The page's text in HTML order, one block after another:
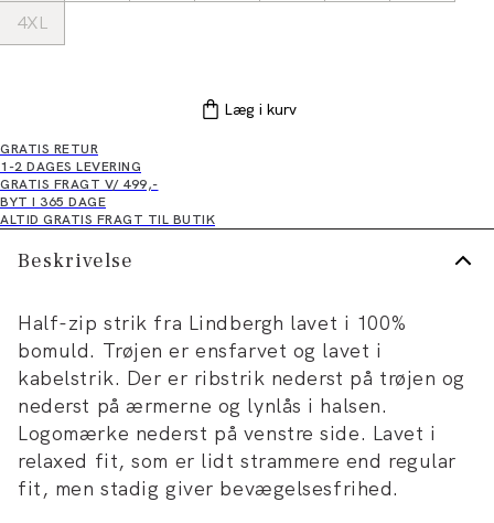
4XL
Læg i kurv
GRATIS RETUR
1-2 DAGES LEVERING
GRATIS FRAGT V/ 499,-
BYT I 365 DAGE
ALTID GRATIS FRAGT TIL BUTIK
Beskrivelse
Half-zip strik fra Lindbergh lavet i 100%
bomuld. Trøjen er ensfarvet og lavet i
kabelstrik. Der er ribstrik nederst på trøjen og
nederst på ærmerne og lynlås i halsen.
Logomærke nederst på venstre side. Lavet i
relaxed fit, som er lidt strammere end regular
fit, men stadig giver bevægelsesfrihed.